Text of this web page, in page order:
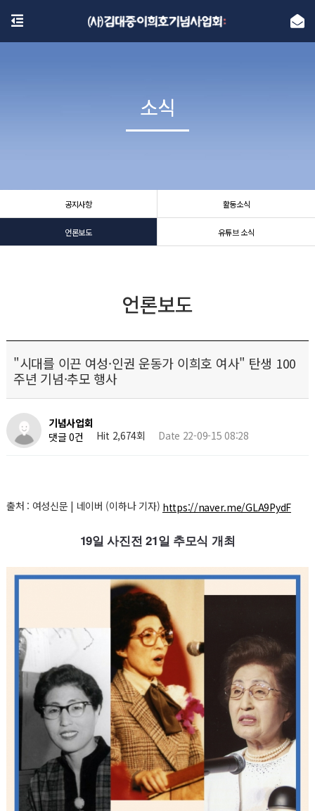
공지사항 활동소식
언론보도 유튜브 소식
소식
언론보도
"시대를 이끈 여성·인권 운동가 이희호 여사" 탄생 100
주년 기념·추모 행사
기념사업회
댓글 0건
Hit 2,674회 Date 22-09-15 08:28
출처 : 여성신문 | 네이버 (이하나 기자) https://naver.me/GLA9PydF
19일 사진전21일 추모식 개최
소식